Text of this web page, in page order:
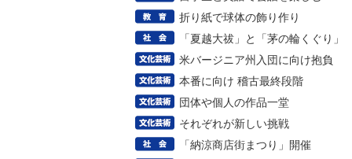
折り紙で球体の飾り作り
「夏越大祓」と「茅の輪くぐり」
米バージニア州入団に向け抱負
本番に向け 稽古最終段階
団体や個人の作品一堂
それぞれが新しい挑戦
「納涼商店街まつり」開催